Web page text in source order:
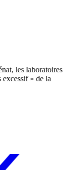
les laboratoires
excessif » de la